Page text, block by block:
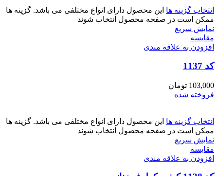
انتخاب گزینه ها این محصول دارای انواع مختلفی می باشد. گزینه ها
ممکن است در صفحه محصول انتخاب شوند
نمایش سریع
مقايسه
افزودن به علاقه مندی
کد 1137
103,000 تومان
فروخته شده
انتخاب گزینه ها این محصول دارای انواع مختلفی می باشد. گزینه ها
ممکن است در صفحه محصول انتخاب شوند
نمایش سریع
مقايسه
افزودن به علاقه مندی